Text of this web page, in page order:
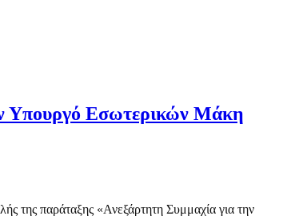
Υπουργό Εσωτερικών Μάκη
της παράταξης «Ανεξάρτητη Συμμαχία για την